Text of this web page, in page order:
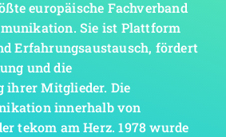
europäische Fachverband
Sie ist Plattform
Erfahrungsaustausch, fördert
und die
ihrer Mitglieder. Die
innerhalb von
tekom am Herz. 1978 wurde